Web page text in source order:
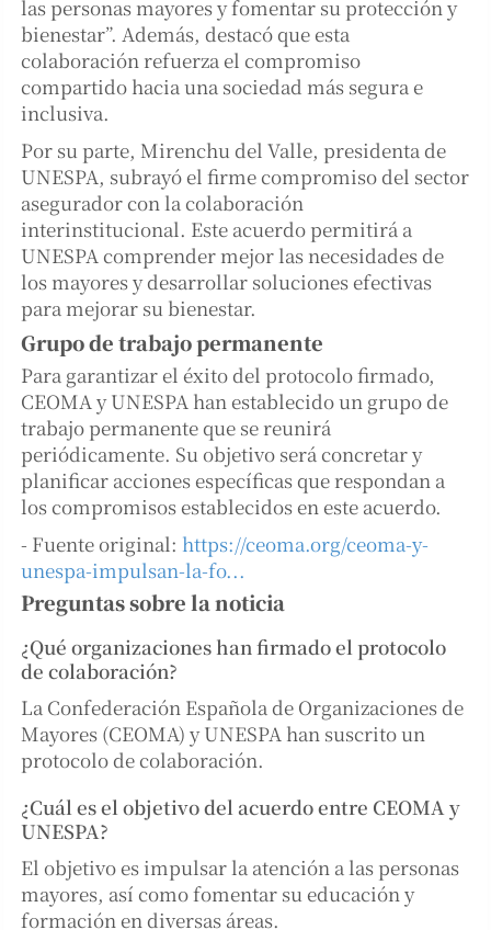
las personas mayores y fomentar su protección y
bienestar”. Además, destacó que esta
colaboración refuerza el compromiso
compartido hacia una sociedad más segura e
inclusiva.
Por su parte, Mirenchu del Valle, presidenta de
UNESPA, subrayó el firme compromiso del sector
asegurador con la colaboración
interinstitucional. Este acuerdo permitirá a
UNESPA comprender mejor las necesidades de
los mayores y desarrollar soluciones efectivas
para mejorar su bienestar.
Grupo de trabajo permanente
Para garantizar el éxito del protocolo firmado,
CEOMA y UNESPA han establecido un grupo de
trabajo permanente que se reunirá
periódicamente. Su objetivo será concretar y
planificar acciones específicas que respondan a
los compromisos establecidos en este acuerdo.
- Fuente original: https://ceoma.org/ceoma-y-
unespa-impulsan-la-fo...
Preguntas sobre la noticia
¿Qué organizaciones han firmado el protocolo
de colaboración?
La Confederación Española de Organizaciones de
Mayores (CEOMA) y UNESPA han suscrito un
protocolo de colaboración.
¿Cuál es el objetivo del acuerdo entre CEOMA y
UNESPA?
El objetivo es impulsar la atención a las personas
mayores, así como fomentar su educación y
formación en diversas áreas.